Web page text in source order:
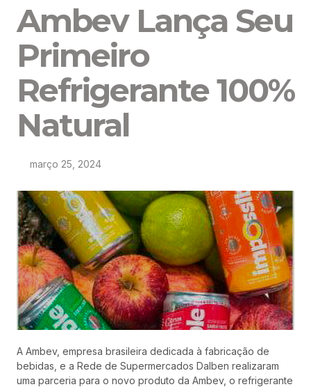
Ambev Lança Seu
Primeiro
Refrigerante 100%
Natural
março 25, 2024
A Ambev, empresa brasileira dedicada à fabricação de
bebidas, e a Rede de Supermercados Dalben realizaram
uma parceria para o novo produto da Ambev, o refrigerante